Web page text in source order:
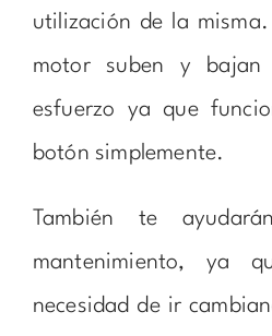
utilización de la
motor suben y bajan
esfuerzo ya que
botón simplemente.
También te
mantenimiento, ya
necesidad de ir